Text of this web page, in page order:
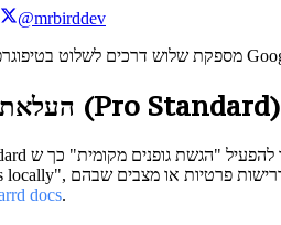
@mrbirddev
העלאת גופנים מקומיים (Pro Standard)
docs.